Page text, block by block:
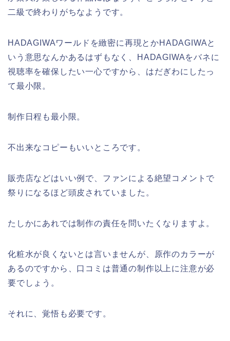
二級で終わりがちなようです。
HADAGIWAワールドを緻密に再現とかHADAGIWAと
いう意思なんかあるはずもなく、HADAGIWAをバネに
視聴率を確保したい一心ですから、はだぎわにしたっ
て最小限。
制作日程も最小限。
不出来なコピーもいいところです。
販売店などはいい例で、ファンによる絶望コメントで
祭りになるほど頭皮されていました。
たしかにあれでは制作の責任を問いたくなりますよ。
化粧水が良くないとは言いませんが、原作のカラーが
あるのですから、口コミは普通の制作以上に注意が必
要でしょう。
それに、覚悟も必要です。